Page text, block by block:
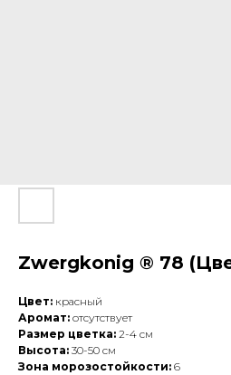
Zwergkonig ® 78
Цвет: красный
Аромат: отсутствует
Размер цветка: 2-4 см
Высота: 30-50 см
Зона морозостойкости: 6